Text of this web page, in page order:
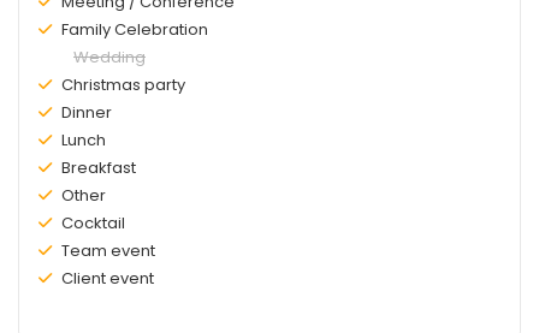
Existing:
Family Celebration
Not
existing:
Wedding
Existing:
Christmas party
Existing:
Dinner
Existing:
Lunch
Existing:
Breakfast
Existing:
Other
Existing:
Cocktail
Existing:
Team event
Existing:
Client event